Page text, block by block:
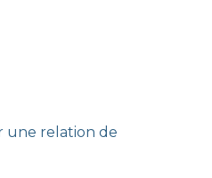
une relation de